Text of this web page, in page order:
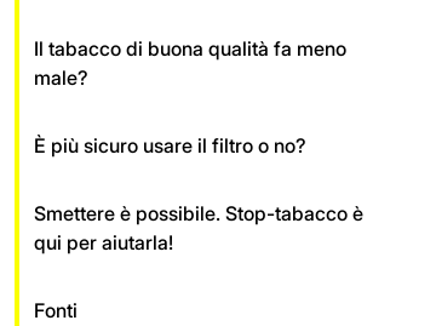
Il tabacco di buona qualità fa meno
male?
È più sicuro usare il filtro o no?
Smettere è possibile. Stop-tabacco è
qui per aiutarla!
Fonti